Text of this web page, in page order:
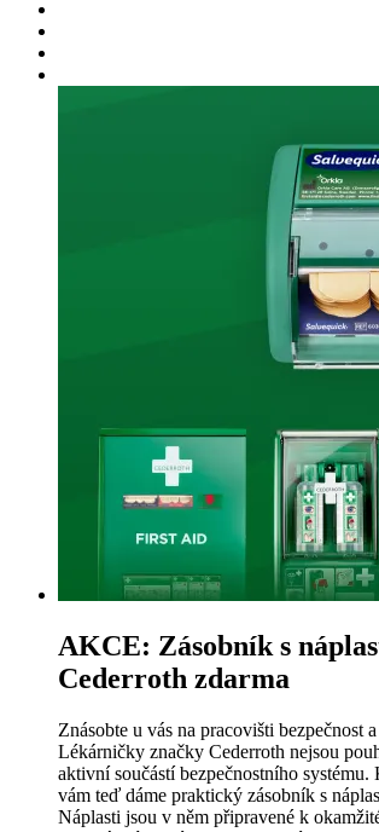
AKCE: Zásobník s
Cederroth zdarma
Znásobte u vás na pracovišti bezpečnost
Lékárničky značky Cederroth nejsou
aktivní součástí bezpečnostního
vám teď dáme praktický zásobník s
Náplasti jsou v něm připravené k